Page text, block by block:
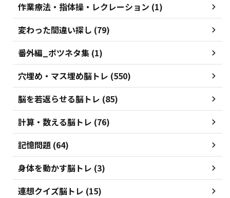
作業療法・指体操・レクレーション (1)
変わった間違い探し (79)
番外編_ボツネタ集 (1)
穴埋め・マス埋め脳トレ (550)
脳を若返らせる脳トレ (85)
計算・数える脳トレ (76)
記憶問題 (64)
身体を動かす脳トレ (3)
連想クイズ脳トレ (15)